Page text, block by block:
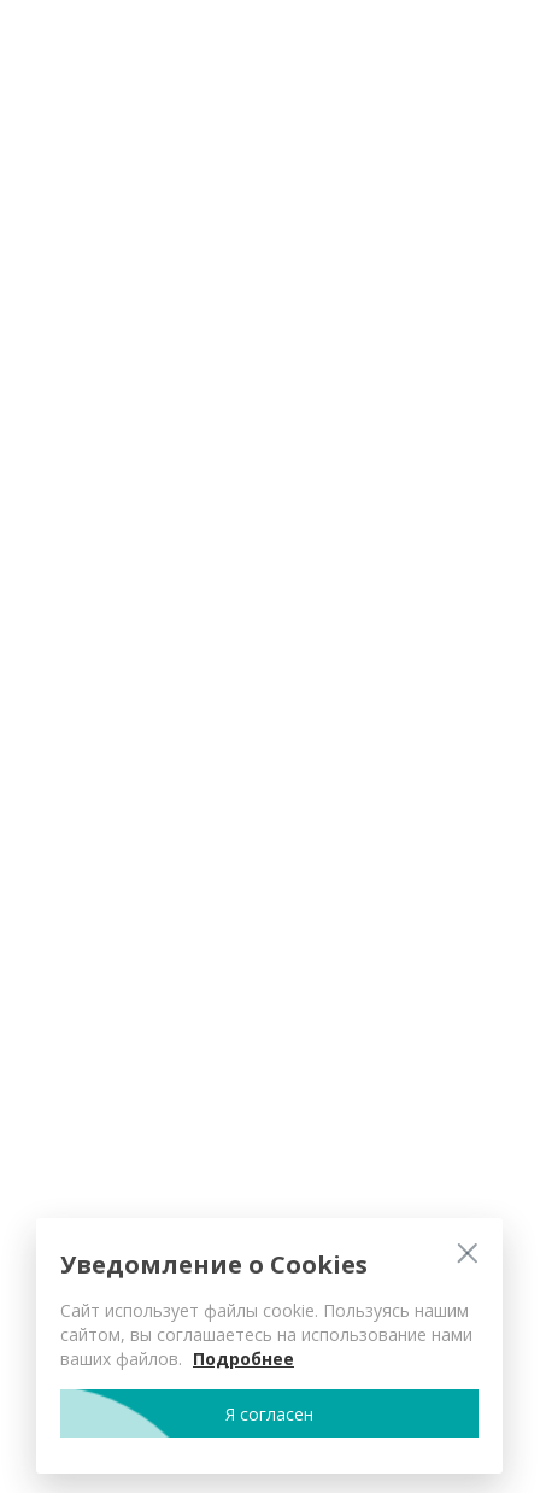
Уведомление о Cookies
Сайт использует файлы cookie. Пользуясь нашим
сайтом, вы соглашаетесь на использование нами
ваших файлов. Подробнее
Я согласен